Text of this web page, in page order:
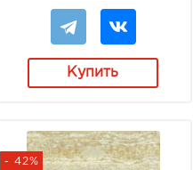
Купить
- 42%